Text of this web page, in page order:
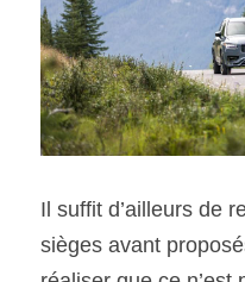
Il suffit d’ailleurs de
sièges avant